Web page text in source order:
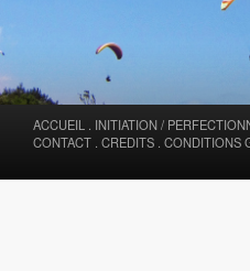
ACCUEIL INITIATION /
CONTACT CREDITS CONDITIONS